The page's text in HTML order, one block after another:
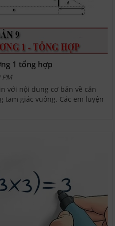
1 tổng hợp
với nội dung cơ bản về căn
giác vuông. Các em luyện